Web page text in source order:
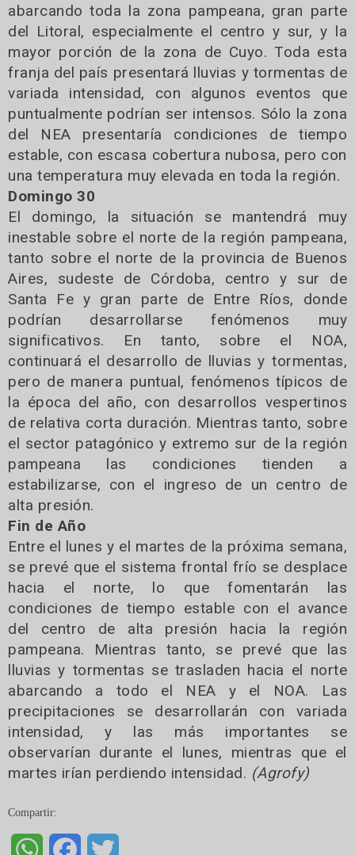
abarcando toda la zona pampeana, gran parte
del Litoral, especialmente el centro y sur, y la
mayor porción de la zona de Cuyo. Toda esta
franja del país presentará lluvias y tormentas de
variada intensidad, con algunos eventos que
puntualmente podrían ser intensos. Sólo la zona
del NEA presentaría condiciones de tiempo
estable, con escasa cobertura nubosa, pero con
una temperatura muy elevada en toda la región.
Domingo 30
El domingo, la situación se mantendrá muy
inestable sobre el norte de la región pampeana,
tanto sobre el norte de la provincia de Buenos
Aires, sudeste de Córdoba, centro y sur de
Santa Fe y gran parte de Entre Ríos, donde
podrían desarrollarse fenómenos muy
significativos. En tanto, sobre el NOA,
continuará el desarrollo de lluvias y tormentas,
pero de manera puntual, fenómenos típicos de
la época del año, con desarrollos vespertinos
de relativa corta duración. Mientras tanto, sobre
el sector patagónico y extremo sur de la región
pampeana las condiciones tienden a
estabilizarse, con el ingreso de un centro de
alta presión.
Fin de Año
Entre el lunes y el martes de la próxima semana,
se prevé que el sistema frontal frío se desplace
hacia el norte, lo que fomentarán las
condiciones de tiempo estable con el avance
del centro de alta presión hacia la región
pampeana. Mientras tanto, se prevé que las
lluvias y tormentas se trasladen hacia el norte
abarcando a todo el NEA y el NOA. Las
precipitaciones se desarrollarán con variada
intensidad, y las más importantes se
observarían durante el lunes, mientras que el
martes irían perdiendo intensidad. (Agrofy)
Compartir:
WhatsAppFacebook